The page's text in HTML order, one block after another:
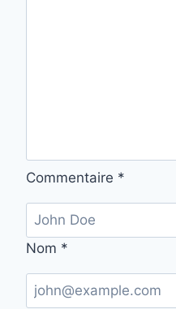
Commentaire *
Nom *